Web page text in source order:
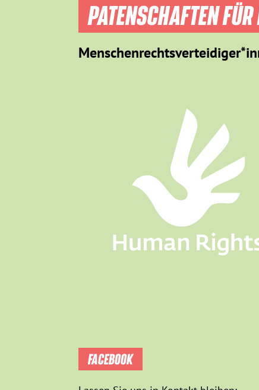
PATENSCHAFTEN
FACEBOOK